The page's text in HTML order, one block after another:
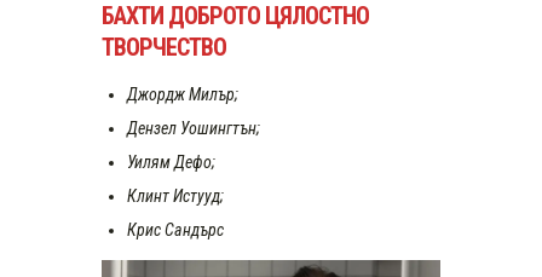
БАХТИ ДОБРОТО ЦЯЛОСТНО
ТВОРЧЕСТВО
Джордж Милър;
Дензел Уошингтън;
Уилям Дефо;
Клинт Истууд;
Крис Сандърс